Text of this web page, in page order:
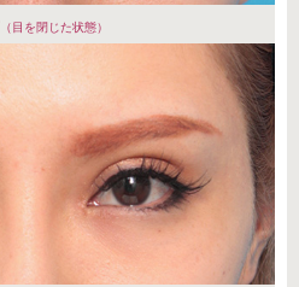
（目を閉じた状態）